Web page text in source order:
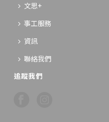
文思+
事工服務
資訊
聯絡我們
追蹤我們